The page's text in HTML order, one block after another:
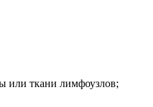
или ткани лимфоузлов;